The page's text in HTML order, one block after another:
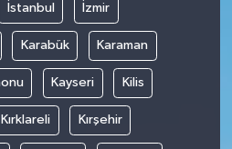
İstanbul İzmir
Karabük Karaman
Kayseri Kilis
Kırklareli Kırşehir